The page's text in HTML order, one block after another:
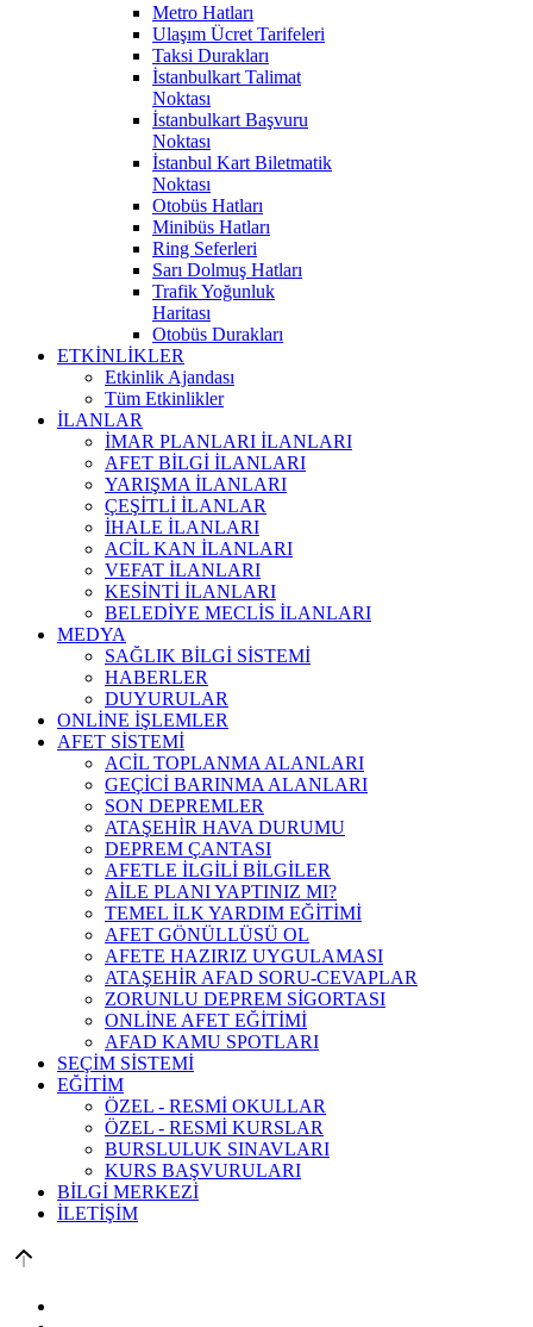
Metro Hatları
Ulaşım Ücret Tarifeleri
Taksi Durakları
İstanbulkart Talimat
Noktası
İstanbulkart Başvuru
Noktası
İstanbul Kart Biletmatik
Noktası
Otobüs Hatları
Minibüs Hatları
Ring Seferleri
Sarı Dolmuş Hatları
Trafik Yoğunluk
Haritası
Otobüs Durakları
ETKİNLİKLER
Etkinlik Ajandası
Tüm Etkinlikler
İLANLAR
İMAR PLANLARI İLANLARI
AFET BİLGİ İLANLARI
YARIŞMA İLANLARI
ÇEŞİTLİ İLANLAR
İHALE İLANLARI
ACİL KAN İLANLARI
VEFAT İLANLARI
KESİNTİ İLANLARI
BELEDİYE MECLİS İLANLARI
MEDYA
SAĞLIK BİLGİ SİSTEMİ
HABERLER
DUYURULAR
ONLİNE İŞLEMLER
AFET SİSTEMİ
ACİL TOPLANMA ALANLARI
GEÇİCİ BARINMA ALANLARI
SON DEPREMLER
ATAŞEHİR HAVA DURUMU
DEPREM ÇANTASI
AFETLE İLGİLİ BİLGİLER
AİLE PLANI YAPTINIZ MI?
TEMEL İLK YARDIM EĞİTİMİ
AFET GÖNÜLLÜSÜ OL
AFETE HAZIRIZ UYGULAMASI
ATAŞEHİR AFAD SORU-CEVAPLAR
ZORUNLU DEPREM SİGORTASI
ONLİNE AFET EĞİTİMİ
AFAD KAMU SPOTLARI
SEÇİM SİSTEMİ
EĞİTİM
ÖZEL - RESMİ OKULLAR
ÖZEL - RESMİ KURSLAR
BURSLULUK SINAVLARI
KURS BAŞVURULARI
BİLGİ MERKEZİ
İLETİŞİM